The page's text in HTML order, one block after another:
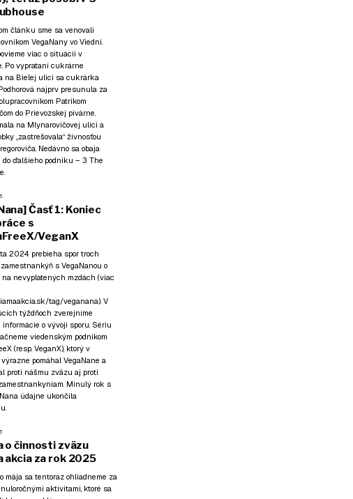
článku sme sa venovali
VegaNany vo Viedni.
viac o situácii v
Po vyprataní cukrárne
na Bielej ulici sa cukrárka
najprv presunula za
Patrikom
do Prievozskej pivárne.
na Mlynarovičovej ulici a
„zastrešovala“ živnosťou
Nedávno sa obaja
ďalšieho podniku – 3 The
Časť 1: Koniec
s
VeganX
2024 prebieha spor troch
s VegaNanou o
nevyplatených mzdách (viac
tag/veganana). V
týždňoch zverejníme
informácie o vývoji sporu. Sériu
viedenským podnikom
(resp. VeganX), ktorý v
pomáhal VegaNane a
proti nášmu zväzu aj proti
Minulý rok s
údajne ukončila
o činnosti zväzu
akcia za rok 2025
mája sa tentoraz ohliadneme za
aktivitami, ktoré sa